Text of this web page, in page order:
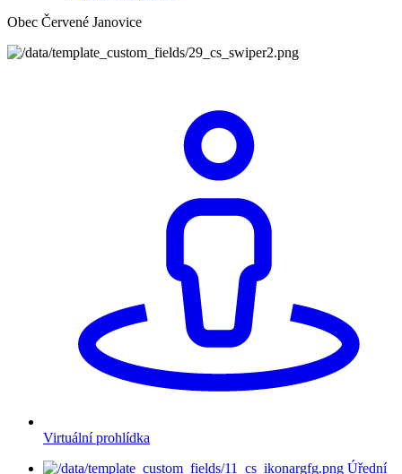
Obec Červené Janovice
Virtuální prohlídka
Úřední